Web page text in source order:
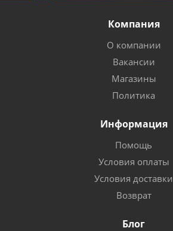
Компания
О компании
Вакансии
Магазины
Политика
Информация
Помощь
Условия оплаты
Условия доставки
Возврат
Блог